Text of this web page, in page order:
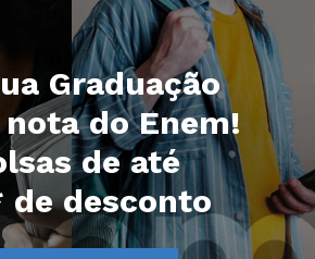
Graduação
do Enem!
de até
de desconto